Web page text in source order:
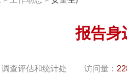
报告身
调查评估和统计处 访问量：